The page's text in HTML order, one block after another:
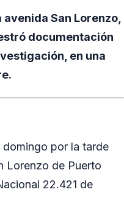
San Lorenzo,
documentación
en una
por la tarde
Lorenzo de Puerto
22.421 de